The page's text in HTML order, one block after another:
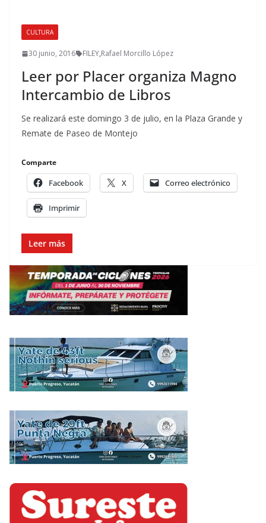
CULTURA
30 junio, 2016 FILEY,Rafael Morcillo López
Leer por Placer organiza Magno
Intercambio de Libros
Se realizará este domingo 3 de julio, en la Plaza Grande y
Remate de Paseo de Montejo
Comparte
Facebook X Correo electrónico
Imprimir
Leer más